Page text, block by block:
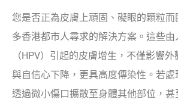
您是否正為皮膚上頑固、礙眼的顆粒而
多香港都市人尋求的解決方案。這些
（HPV）引起的皮膚增生，不僅影響
與自信心下降，更具高度傳染性。若
透過微小傷口擴散至身體其他部位，甚